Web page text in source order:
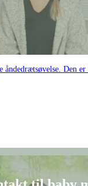
åndedrætsøvelse.